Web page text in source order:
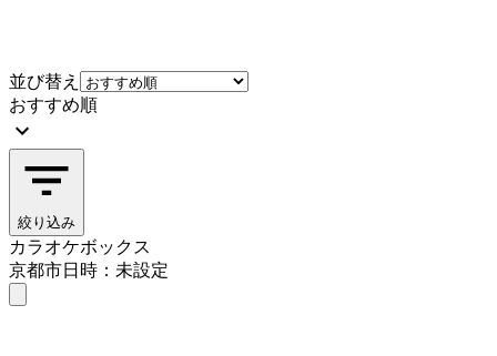
並び替え
おすすめ順
絞り込み
カラオケボックス
京都市日時：未設定